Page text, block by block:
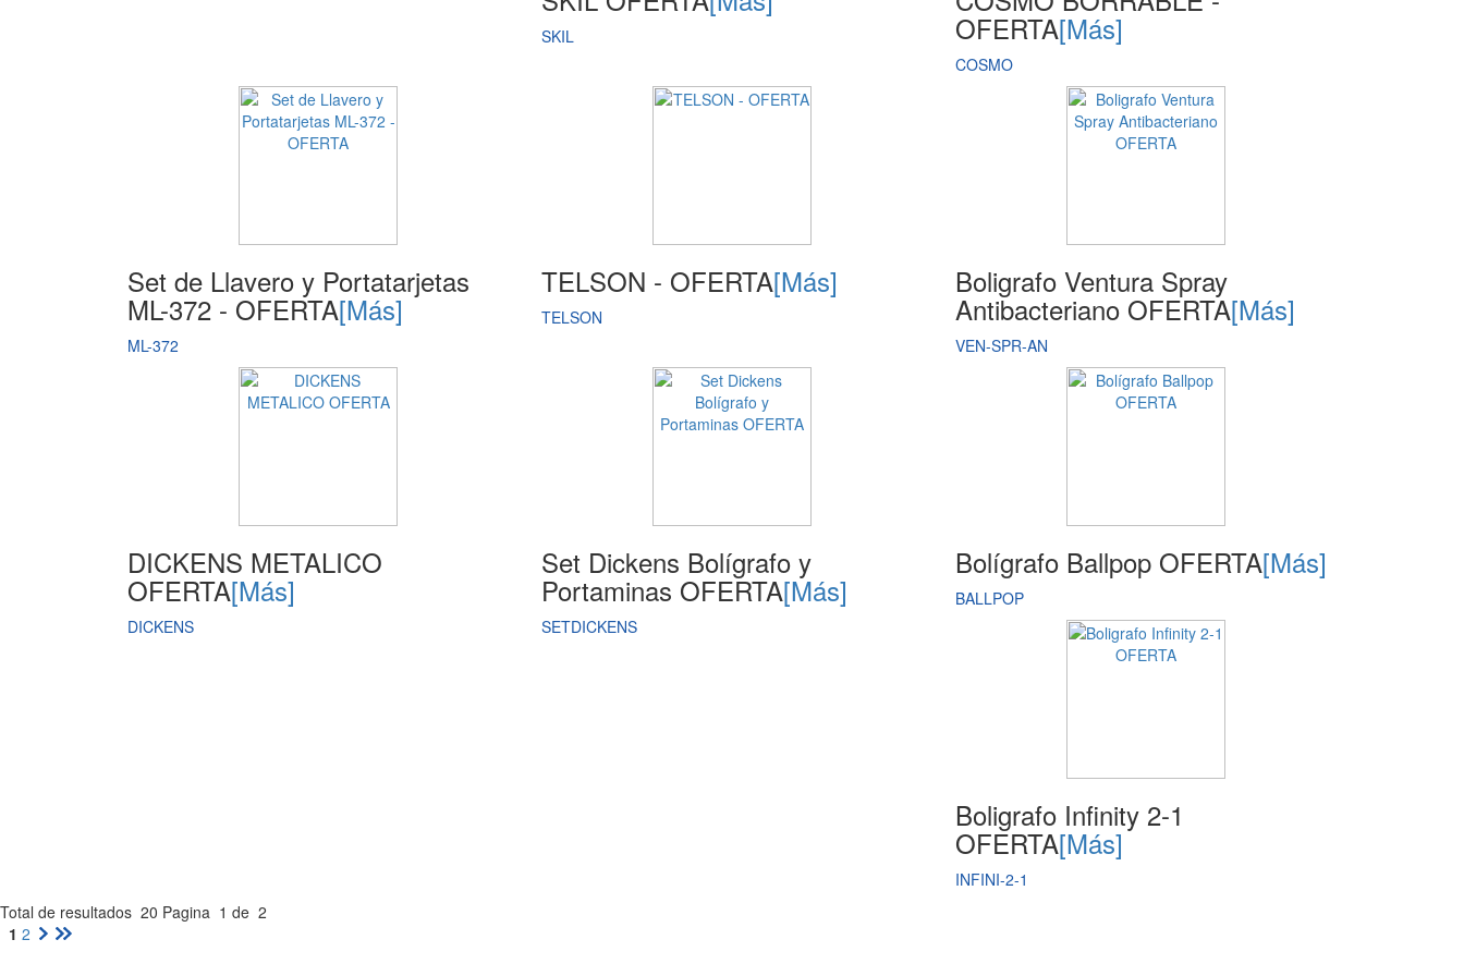
SKIL OFERTA[Más]
COSMO
Set de Llavero y Portatarjetas
ML-372 - OFERTA[Más]
ML-372
TELSON - OFERTA[Más]
TELSON
Boligrafo Ventura Spray
Antibacteriano OFERTA[Más]
VEN-SPR-AN
DICKENS METALICO
OFERTA[Más]
DICKENS
Set Dickens Bolígrafo y
Portaminas OFERTA[Más]
SETDICKENS
Bolígrafo Ballpop OFERTA[Más]
BALLPOP
Boligrafo Infinity 2-1
OFERTA[Más]
INFINI-2-1
Total de resultados 20 Pagina 1 de 2
1 2